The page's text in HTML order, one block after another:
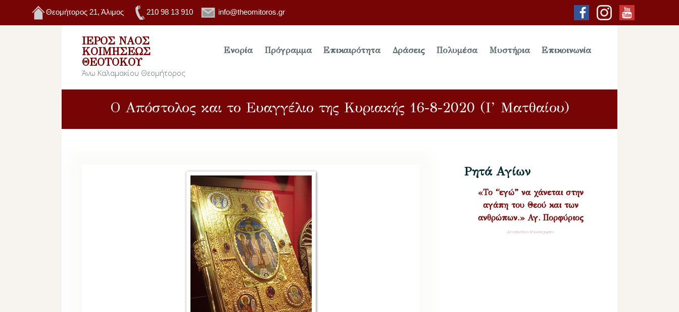
Θεομήτορος 21, Άλιμος 210 98 13 910 info@theomitoros.gr
ΙΕΡΌΣ ΝΑΌΣ
ΚΟΙΜΉΣΕΩΣ
ΘΕΟΤΌΚΟΥ
Άνω Καλαμακίου Θεομήτορος
Ενορία Πρόγραμμα Επικαιρότητα Δράσεις Πολυμέσα Μυστήρια Επικοινωνία
Ο Απόστολος και το Ευαγγέλιο της Κυριακής 16-8-2020 (Ι’ Ματθαίου)
Ρητά Αγίων
«Το “εγώ” να χάνεται στην
αγάπη του Θεού και των
ανθρώπων.» Αγ. Πορφύριος
Σύναξη Νέων Παλαιοχωρίου